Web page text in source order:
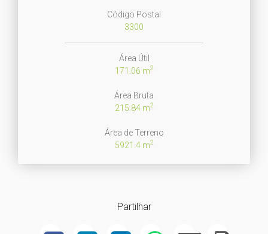
Código Postal
3300
Área Útil
171.06 m2
Área Bruta
215.84 m2
Área de Terreno
5921.4 m2
Partilhar